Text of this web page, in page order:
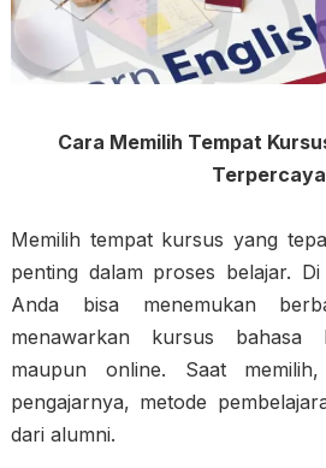
Cara Memilih Tempat
Terpercaya
Memilih tempat kursus yang
penting dalam proses belajar.
Anda bisa menemukan
menawarkan kursus bahasa
maupun online. Saat
pengajarnya, metode
dari alumni.